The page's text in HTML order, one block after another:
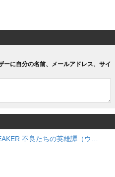
ーに自分の名前、メールアドレス、サイ
不良たちの英雄譚（ウ…